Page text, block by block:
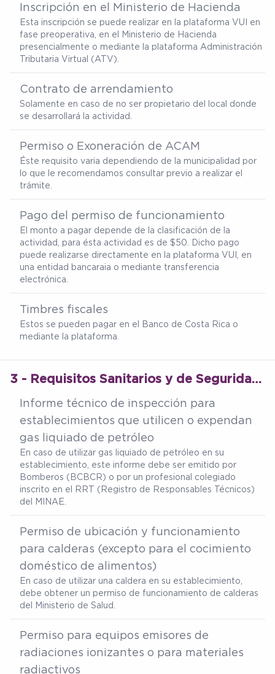
Inscripción en el Ministerio de Hacienda
Esta inscripción se puede realizar en la plataforma VUI en
fase preoperativa, en el Ministerio de Hacienda
presencialmente o mediante la plataforma Administración
Tributaria Virtual (ATV).
Contrato de arrendamiento
Solamente en caso de no ser propietario del local donde
se desarrollará la actividad.
Permiso o Exoneración de ACAM
Éste requisito varia dependiendo de la municipalidad por
lo que le recomendamos consultar previo a realizar el
trámite.
Pago del permiso de funcionamiento
El monto a pagar depende de la clasificación de la
actividad, para ésta actividad es de $50. Dicho pago
puede realizarse directamente en la plataforma VUI, en
una entidad bancaraia o mediante transferencia
electrónica.
Timbres fiscales
Estos se pueden pagar en el Banco de Costa Rica o
mediante la plataforma.
3 - Requisitos Sanitarios y de Seguridad Especializados (Ministerio de Salud)
Informe técnico de inspección para
establecimientos que utilicen o expendan
gas liquiado de petróleo
En caso de utilizar gas liquiado de petróleo en su
establecimiento, este informe debe ser emitido por
Bomberos (BCBCR) o por un profesional colegiado
inscrito en el RRT (Registro de Responsables Técnicos)
del MINAE.
Permiso de ubicación y funcionamiento
para calderas (excepto para el cocimiento
doméstico de alimentos)
En caso de utilizar una caldera en su establecimiento,
debe obtener un permiso de funcionamiento de calderas
del Ministerio de Salud.
Permiso para equipos emisores de
radiaciones ionizantes o para materiales
radiactivos